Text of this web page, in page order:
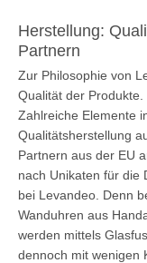
Herstellung:
Partnern
Zur Philosophie von
Qualität der
Zahlreiche Elemente
Qualitätsherstellung
Partnern aus der EU
nach Unikaten für die
bei Levandeo. Denn
Wanduhren aus
werden mittels
dennoch mit wenigen